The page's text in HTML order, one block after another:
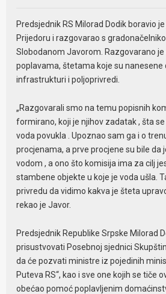
Predsjednik RS Milorad Dodik boravio
Prijedoru i razgovarao s
Slobodanom Javorom. Razgovarano je
poplavama, štetama koje su nanesene
infrastrukturi i poljoprivredi.
„Razgovarali smo na temu popisnih
formirano, koji je njihov zadatak , šta
voda povukla . Upoznao sam ga i o
procjenama, a prve procjene su bile da
vodom , a ono što komisija ima za cilj
stambene objekte u koje je voda ušla.
privredu da vidimo kakva je šteta
rekao je Javor.
Predsjednik Republike Srpske Milorad
prisustvovati Posebnoj sjednici
da će pozvati ministre iz pojedinih
Puteva RS“, kao i sve one kojih se tiče
obećao pomoć poplavljenim